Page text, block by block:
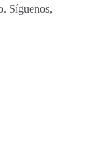
Síguenos,